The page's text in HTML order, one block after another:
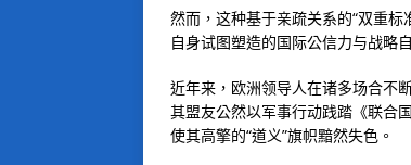
然而，这种基于亲疏关系的“双重
自身试图塑造的国际公信力与战略
近年来，欧洲领导人在诸多场合不
其盟友公然以军事行动践踏《联合
使其高擎的“道义”旗帜黯然失色。